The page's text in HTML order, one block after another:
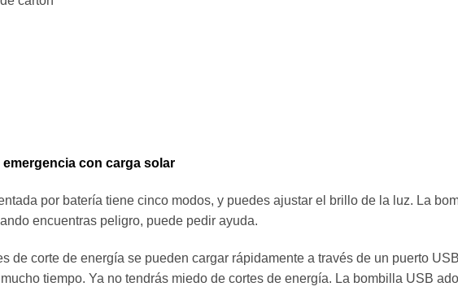
emergencia con carga solar
por batería tiene cinco modos, y puedes ajustar el brillo de la luz. La
encuentras peligro, puede pedir ayuda.
de corte de energía se pueden cargar rápidamente a través de un puerto
tiempo. Ya no tendrás miedo de cortes de energía. La bombilla USB